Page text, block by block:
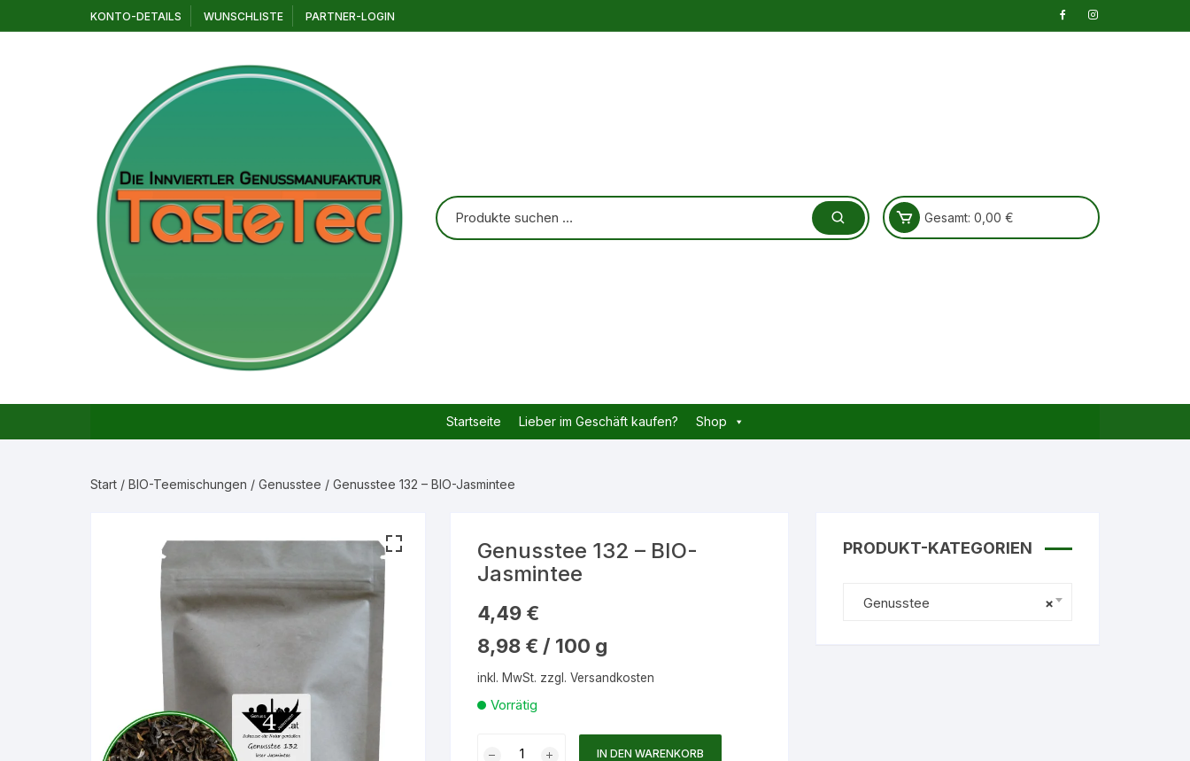
Inhalt
KONTO-DETAILS WUNSCHLISTE PARTNER-LOGIN
Gesamt: 0,00 €
Startseite Lieber im Geschäft kaufen? Shop
Start / BIO-Teemischungen / Genusstee / Genusstee 132 – BIO-Jasmintee
Genusstee 132 – BIO-
Jasmintee
4,49 €
8,98 € / 100 g
inkl. MwSt. zzgl.Versandkosten
Vorrätig
IN DEN WARENKORB
PRODUKT-KATEGORIEN
×
Genusstee